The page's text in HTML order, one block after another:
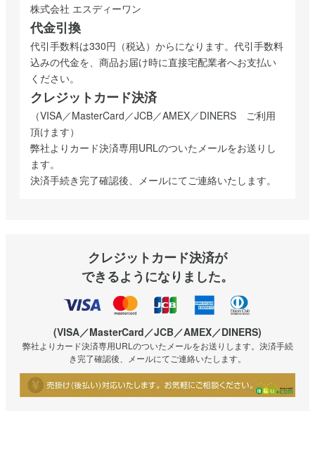
株式会社 エスディーワン
代金引換
代引手数料は330円（税込）からになります。代引手数料
込みの代金を、商品お届け時に直接宅配業者へお支払い
ください。
クレジットカード決済
（VISA／MasterCard／JCB／AMEX／DINERS ご利用
頂けます）
弊社よりカード決済専用URLのついたメールをお送りし
ます。
決済手続き完了確認後、メールにてご連絡いたします。
クレジットカード決済が
できるようになりました。
(VISA／MasterCard／JCB／AMEX／DINERS)
弊社よりカード決済専用URLのついたメールをお送りします。決済手続
き完了確認後、メールにてご連絡いたします。